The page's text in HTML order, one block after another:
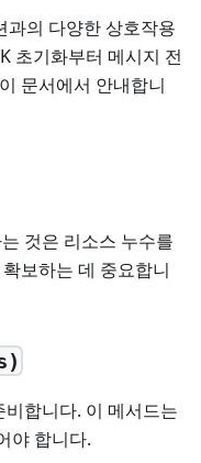
의 다양한 상호작용
초기화부터 메시지 전
문서에서 안내합니
것은 리소스 누수를
보하는 데 중요합니
합니다. 이 메서드는
야 합니다.